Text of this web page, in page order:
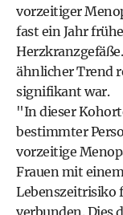
vorzeitiger
fast ein Jahr
ähnlicher Trend
signifikant war.
"In dieser
bestimmter
vorzeitige
Frauen mit
Lebenszeitrisiko
verbunden. Dies